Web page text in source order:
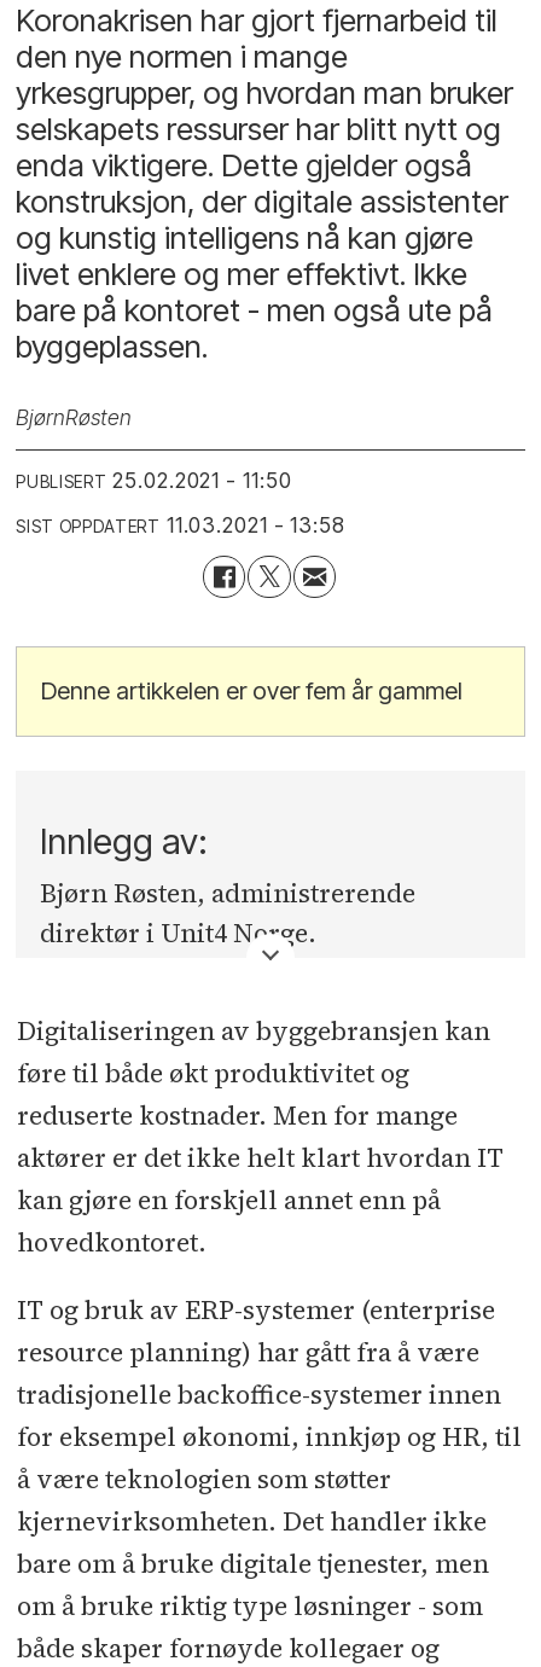
Koronakrisen har gjort fjernarbeid til
den nye normen i mange
yrkesgrupper, og hvordan man bruker
selskapets ressurser har blitt nytt og
enda viktigere. Dette gjelder også
konstruksjon, der digitale assistenter
og kunstig intelligens nå kan gjøre
livet enklere og mer effektivt. Ikke
bare på kontoret - men også ute på
byggeplassen.
BjørnRøsten
PUBLISERT 25.02.2021 - 11:50
SIST OPPDATERT 11.03.2021 - 13:58
Denne artikkelen er over fem år gammel
Innlegg av:
Bjørn Røsten, administrerende
direktør i Unit4 Norge.
Digitaliseringen av byggebransjen kan
føre til både økt produktivitet og
reduserte kostnader. Men for mange
aktører er det ikke helt klart hvordan IT
kan gjøre en forskjell annet enn på
hovedkontoret.
IT og bruk av ERP-systemer (enterprise
resource planning) har gått fra å være
tradisjonelle backoffice-systemer innen
for eksempel økonomi, innkjøp og HR, til
å være teknologien som støtter
kjernevirksomheten. Det handler ikke
bare om å bruke digitale tjenester, men
om å bruke riktig type løsninger - som
både skaper fornøyde kollegaer og